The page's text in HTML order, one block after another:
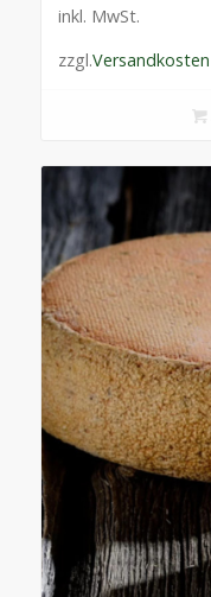
inkl. MwSt.
zzgl.Versandkosten